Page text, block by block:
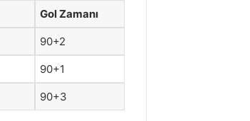
Gol Zamanı
90+2
90+1
90+3